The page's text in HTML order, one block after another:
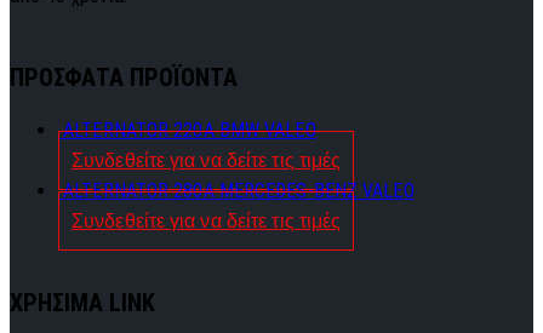
ΠΡΟΣΦΑΤΑ ΠΡΟΪΟΝΤΑ
ALTERNATOR 220A BMW VALEO
Συνδεθείτε για να δείτε τις τιμές
ALTERNATOR 280A MERCEDES-BENZ VALEO
Συνδεθείτε για να δείτε τις τιμές
ΧΡΗΣΙΜΑ LINK